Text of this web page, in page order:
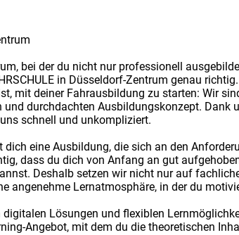
bei der du nicht nur professionell
in Düsseldorf-Zentrum genau
mit deiner Fahrausbildung zu starten: Wir
durchdachten Ausbildungskonzept. Dank
schnell und unkompliziert.
dich eine Ausbildung, die sich an den
dass du dich von Anfang an gut
Deshalb setzen wir nicht nur auf
angenehme Lernatmosphäre, in der du
Lösungen und flexiblen
Angebot, mit dem du die theoretischen